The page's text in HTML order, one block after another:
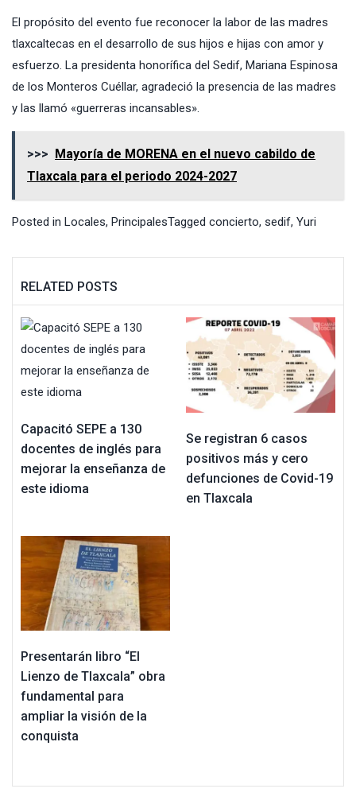
El propósito del evento fue reconocer la labor de las madres
tlaxcaltecas en el desarrollo de sus hijos e hijas con amor y
esfuerzo. La presidenta honorífica del Sedif, Mariana Espinosa
de los Monteros Cuéllar, agradeció la presencia de las madres
y las llamó «guerreras incansables».
>>>
Mayoría de MORENA en el nuevo cabildo de
Tlaxcala para el periodo 2024-2027
Posted in Locales, PrincipalesTagged concierto, sedif, Yuri
RELATED POSTS
Capacitó SEPE a 130
docentes de inglés para
mejorar la enseñanza de
este idioma
Se registran 6 casos
positivos más y cero
defunciones de Covid-19
en Tlaxcala
Presentarán libro “El
Lienzo de Tlaxcala” obra
fundamental para
ampliar la visión de la
conquista